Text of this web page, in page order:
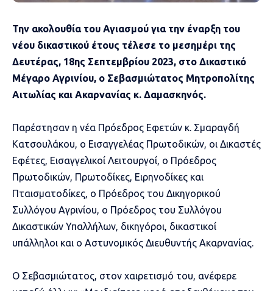
Την ακολουθία του Αγιασμού για την έναρξη του
νέου δικαστικού έτους τέλεσε το μεσημέρι της
Δευτέρας, 18ης Σεπτεμβρίου 2023, στο Δικαστικό
Μέγαρο Αγρινίου, ο Σεβασμιώτατος Μητροπολίτης
Αιτωλίας και Ακαρνανίας κ. Δαμασκηνός.
Παρέστησαν η νέα Πρόεδρος Εφετών κ. Σμαραγδή
Κατσουλάκου, ο Εισαγγελέας Πρωτοδικών, οι Δικαστές
Εφέτες, Εισαγγελικοί Λειτουργοί, ο Πρόεδρος
Πρωτοδικών, Πρωτοδίκες, Ειρηνοδίκες και
Πταισματοδίκες, ο Πρόεδρος του Δικηγορικού
Συλλόγου Αγρινίου, ο Πρόεδρος του Συλλόγου
Δικαστικών Υπαλλήλων, δικηγόροι, δικαστικοί
υπάλληλοι και ο Αστυνομικός Διευθυντής Ακαρνανίας.
Ο Σεβασμιώτατος, στον χαιρετισμό του, ανέφερε